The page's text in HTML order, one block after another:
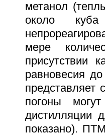
метанол
около
мере
присутствии
равновесия
представляет
погоны
дистилляции
показано).